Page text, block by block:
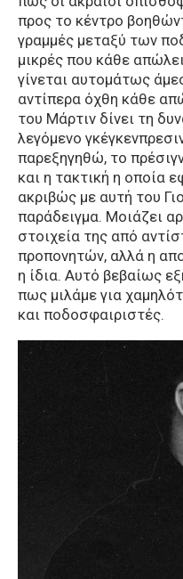
προς το κέντρο
γραμμές μεταξύ των
μικρές που κάθε
γίνεται αυτομάτως
αντίπερα όχθη κάθε
του Μάρτιν δίνει τη
λεγόμενο
παρεξηγηθώ, το
και η τακτική η οποία
ακριβώς με αυτή του
παράδειγμα. Μοιάζει
στοιχεία της από
προπονητών, αλλά η
η ίδια. Αυτό βεβαίως
πως μιλάμε για
και ποδοσφαιριστές.